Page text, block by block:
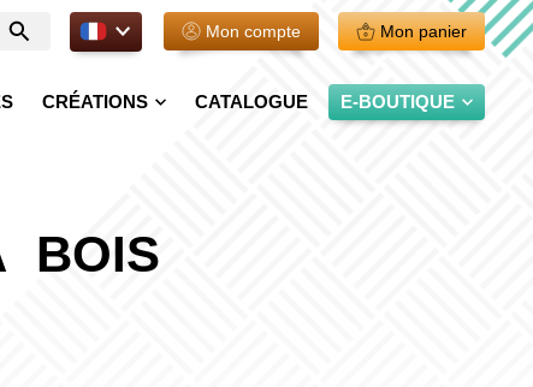
Entrer
votre
FR. Mon compte Mon panier
CRÉATIONS CATALOGUE E-BOUTIQUE
BOIS